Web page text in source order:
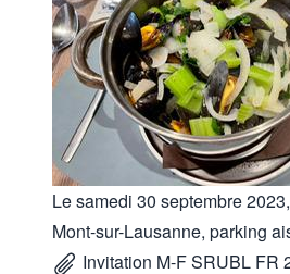
Le samedi 30 septembre
Mont-sur-Lausanne, parking
Invitation M-F SRUBL FR